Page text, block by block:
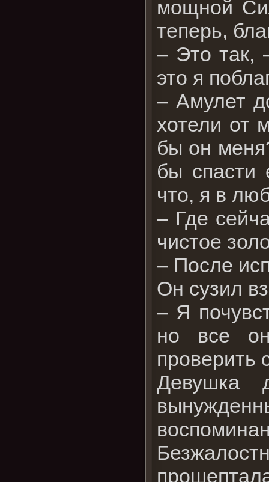
мощной
теперь,
– Это так,
это я
– Амулет
хотели от
бы он
бы спасти
что, я в
– Где
чистое
– После
Он сузил
– Я
но все
проверить
Девушка